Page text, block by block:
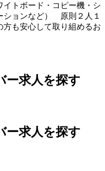
トボード・コピー機・シ
ションなど） 原則２人１
も安心して取り組めるお
ー求人を探す
ー求人を探す